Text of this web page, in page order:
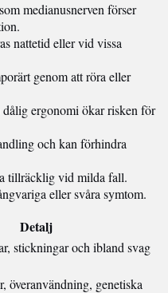
medianusnerven förser
nattetid eller vid vissa
genom att röra eller
ergonomi ökar risken för
och kan förhindra
tillräcklig vid milda fall.
eller svåra symtom.
Detalj
stickningar och ibland svag
överanvändning, genetiska